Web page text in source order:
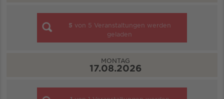
5 von 5 Veranstaltungen werden
geladen
MONTAG
17.08.2026